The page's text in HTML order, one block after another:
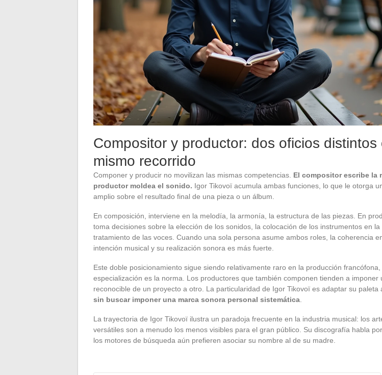
Compositor y productor: dos oficios distintos
mismo recorrido
Componer y producir no movilizan las mismas competencias. El compositor escribe la
productor moldea el sonido. Igor Tikovoï acumula ambas funciones, lo que le otorga
amplio sobre el resultado final de una pieza o un álbum.
En composición, interviene en la melodía, la armonía, la estructura de las piezas. En
toma decisiones sobre la elección de los sonidos, la colocación de los instrumentos en la
tratamiento de las voces. Cuando una sola persona asume ambos roles, la coherencia
intención musical y su realización sonora es más fuerte.
Este doble posicionamiento sigue siendo relativamente raro en la producción francófona,
especialización es la norma. Los productores que también componen tienden a imponer
reconocible de un proyecto a otro. La particularidad de Igor Tikovoï es adaptar su paleta
sin buscar imponer una marca sonora personal sistemática
La trayectoria de Igor Tikovoï ilustra un paradoja frecuente en la industria musical: los
versátiles son a menudo los menos visibles para el gran público. Su discografía habla
los motores de búsqueda aún prefieren asociar su nombre al de su madre.